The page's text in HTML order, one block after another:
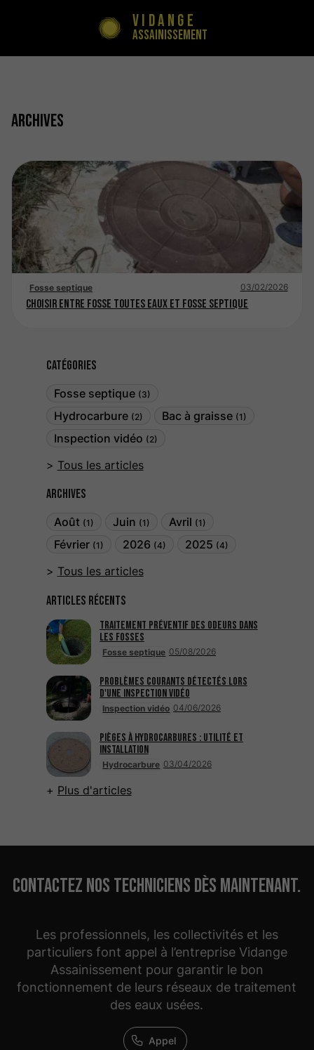
Vidange
Assainissement
Catégories
Fosse septique (3)
Hydrocarbure (2) Bac à graisse (1)
Inspection vidéo (2)
Tous les articles
Archives
Août (1) Juin (1) Avril (1)
Février (1) 2026 (4) 2025 (4)
Tous les articles
Articles récents
Fosse septique 05/08/2026
Traitement préventif des odeurs dans
les fosses
Inspection vidéo 04/06/2026
Problèmes courants détectés lors
d'une inspection vidéo
Hydrocarbure 03/04/2026
Pièges à hydrocarbures : utilité et
installation
Plus d'articles
Archives
Fosse septique 03/02/2026
Choisir entre fosse toutes eaux et fosse septique
Contactez nos techniciens dès maintenant.
Les professionnels, les collectivités et les
particuliers font appel à l’entreprise Vidange
Assainissement pour garantir le bon
fonctionnement de leurs réseaux de traitement
des eaux usées.
Appel